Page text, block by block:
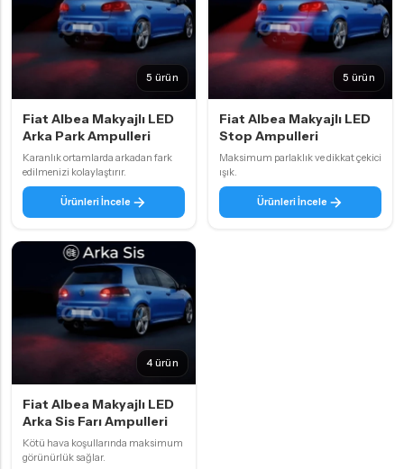
5 ürün
Fiat Albea Makyajlı LED
Arka Park Ampulleri
Karanlık ortamlarda arkadan fark
edilmenizi kolaylaştırır.
Ürünleri İncele
5 ürün
Fiat Albea Makyajlı LED
Stop Ampulleri
Maksimum parlaklık ve dikkat çekici
ışık.
Ürünleri İncele
4 ürün
Fiat Albea Makyajlı LED
Arka Sis Farı Ampulleri
Kötü hava koşullarında maksimum
görünürlük sağlar.